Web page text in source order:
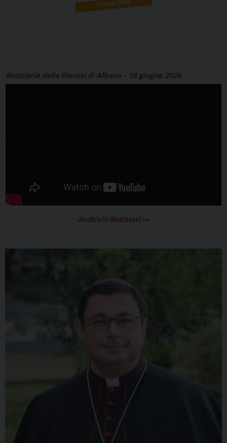
Notiziario della Diocesi di Albano – 18 giugno 2026
Archivio Notiziari >>